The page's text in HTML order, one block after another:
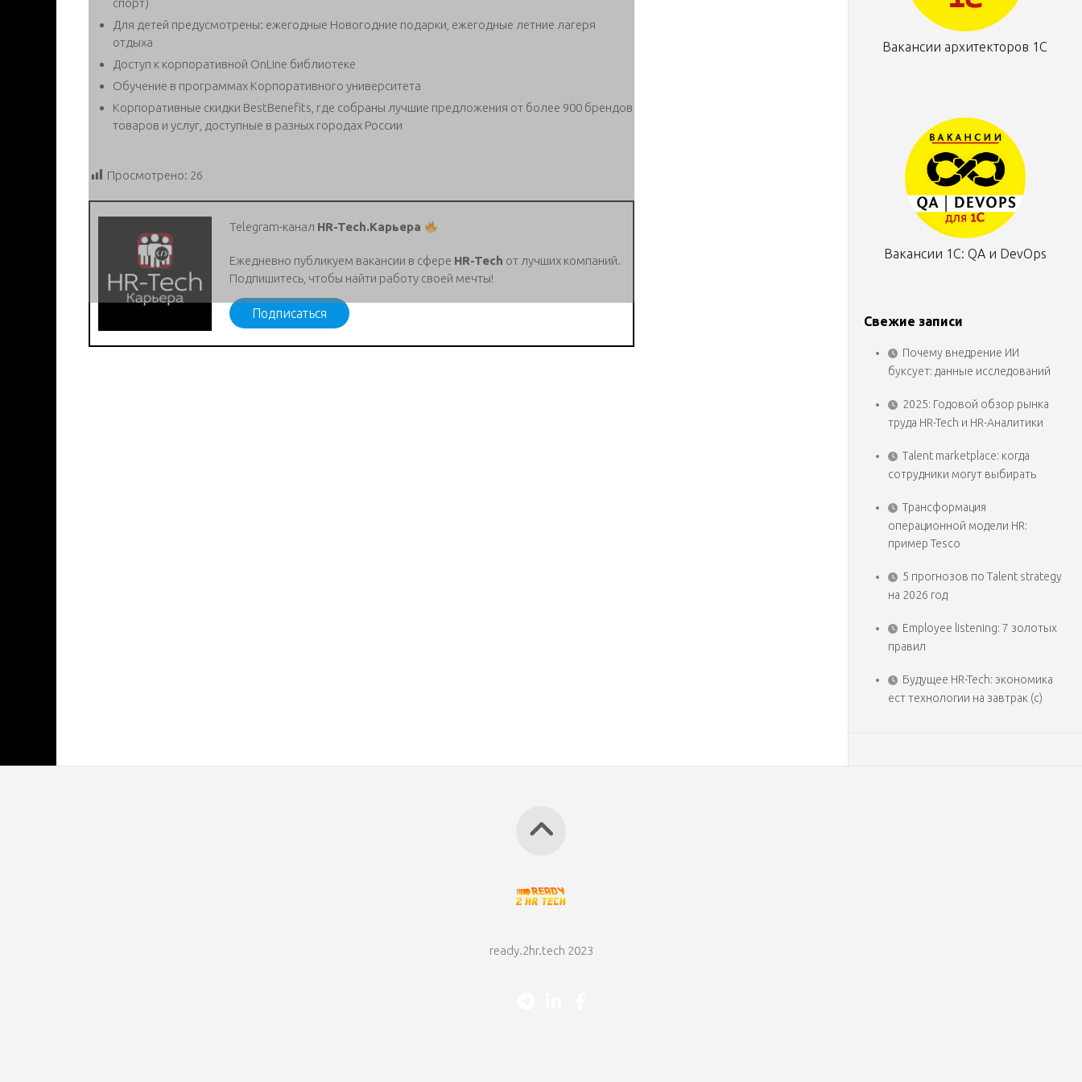
спорт)
Для детей предусмотрены: ежегодные Новогодние подарки, ежегодные летние лагеря
отдыха
Доступ к корпоративной OnLine библиотеке
Обучение в программах Корпоративного университета
Корпоративные скидки BestBenefits, где собраны лучшие предложения от более 900 брендов
товаров и услуг, доступные в разных городах России
Просмотрено: 26
Telegram-канал HR-Tech.Карьера
Ежедневно публикуем вакансии в сфере HR-Tech от лучших компаний.
Подпишитесь, чтобы найти работу своей мечты!
Подписаться
Вакансии архитекторов 1С
Вакансии 1С: QA и DevOps
Свежие записи
Почему внедрение ИИ
буксует: данные исследований
2025: Годовой обзор рынка
труда HR-Tech и HR-Аналитики
Talent marketplace: когда
сотрудники могут выбирать
Трансформация
операционной модели HR:
пример Tesco
5 прогнозов по Talent strategy
на 2026 год
Employee listening: 7 золотых
правил
Будущее HR-Tech: экономика
ест технологии на завтрак (с)
ready.2hr.tech 2023